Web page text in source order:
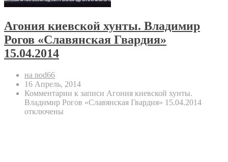
Агония киевской хунты. Владимир
Рогов «Славянская Гвардия»
15.04.2014
на nod66
16 Апрель, 2014
Комментарии к записи Агония киевской хунты.
Владимир Рогов «Славянская Гвардия» 15.04.2014
отключены